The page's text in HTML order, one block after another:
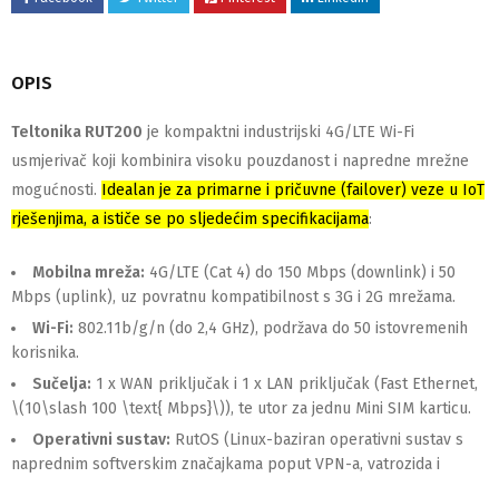
OPIS
Teltonika RUT200 je kompaktni industrijski 4G/LTE Wi-Fi
usmjerivač koji kombinira visoku pouzdanost i napredne mrežne
mogućnosti. Idealan je za primarne i pričuvne (failover) veze u IoT
rješenjima, a ističe se po sljedećim specifikacijama:
Mobilna mreža: 4G/LTE (Cat 4) do 150 Mbps (downlink) i 50
Mbps (uplink), uz povratnu kompatibilnost s 3G i 2G mrežama.
Wi-Fi: 802.11b/g/n (do 2,4 GHz), podržava do 50 istovremenih
korisnika.
Sučelja: 1 x WAN priključak i 1 x LAN priključak (Fast Ethernet,
\(10\slash 100 \text{ Mbps}\)), te utor za jednu Mini SIM karticu.
Operativni sustav: RutOS (Linux-baziran operativni sustav s
naprednim softverskim značajkama poput VPN-a, vatrozida i